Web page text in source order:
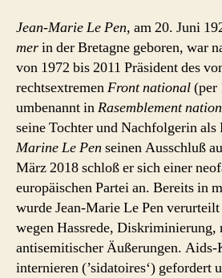
Jean-Marie Le Pen, am 20. Juni
merin der Bretagne geboren, war
von 1972 bis 2011 Präsident des
rechtsextremenFront national(per
umbenannt inRasemblement
seine Tochter und Nachfolgerin als
Marine Le Pen seinen Ausschluß
März 2018 schloß er sich einer
europäischen Partei an. Bereits in
wurde Jean-Marie Le Pen
wegen Hassrede, Diskriminierung,
antisemitischer Äußerungen. Aids-
internieren (’sidatoires‘) gefordert